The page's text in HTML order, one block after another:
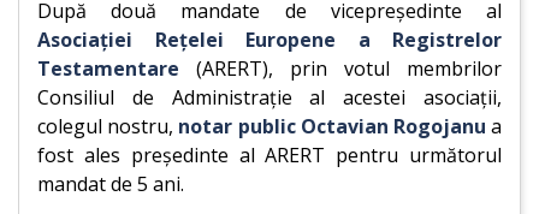
După două mandate de vicepreședinte al
Asociației Rețelei Europene a Registrelor
Testamentare (ARERT), prin votul membrilor
Consiliul de Administrație al acestei asociații,
colegul nostru, notar public Octavian Rogojanu a
fost ales președinte al ARERT pentru următorul
mandat de 5 ani.